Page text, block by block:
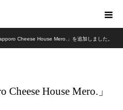
Cheese House Mero.」を追加しました。
House Mero.」